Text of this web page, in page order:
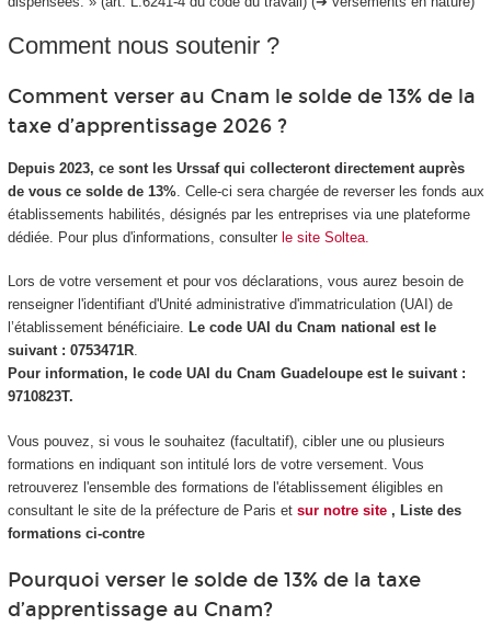
Comment nous soutenir ?
Comment verser au Cnam le solde de 13% de la
taxe d’apprentissage 2026 ?
Depuis 2023, ce sont les Urssaf qui collecteront directement auprès
de vous ce solde de 13%. Celle-ci sera chargée de reverser les fonds aux
établissements habilités, désignés par les entreprises via une plateforme
dédiée. Pour plus d'informations, consulter le site Soltea.
Lors de votre versement et pour vos déclarations, vous aurez besoin de
renseigner l'identifiant d'Unité administrative d'immatriculation (UAI) de
l’établissement bénéficiaire. Le code UAI du Cnam national est le
suivant : 0753471R.
Pour information, le code UAI du Cnam Guadeloupe est le suivant :
9710823T.
Vous pouvez, si vous le souhaitez (facultatif), cibler une ou plusieurs
formations en indiquant son intitulé lors de votre versement. Vous
retrouverez l'ensemble des formations de l'établissement éligibles en
consultant le site de la préfecture de Paris et sur notre site , Liste des
formations ci-contre
Pourquoi verser le solde de 13% de la taxe
d’apprentissage au Cnam?